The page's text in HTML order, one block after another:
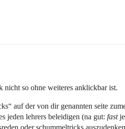
nicht so ohne weiteres anklickbar ist.
auf der von dir genannten seite
jeden lehrers beleidigen (na gut: fast
oder schummeltricks